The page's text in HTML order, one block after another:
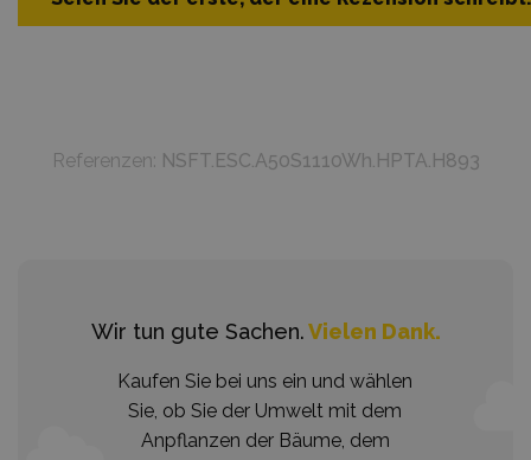
Referenzen: NSFT.ESC.A50S1110Wh.HPTA.H893
Wir tun gute Sachen.Vielen Dank.
Kaufen Sie bei uns ein und wählen
Sie, ob Sie der Umwelt mit dem
Anpflanzen der Bäume, dem